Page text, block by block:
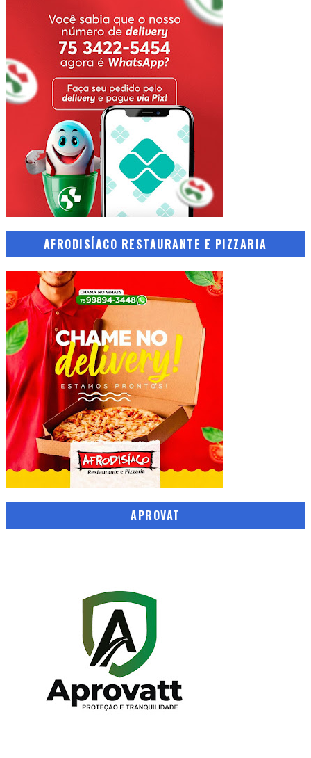
AFRODISÍACO RESTAURANTE E PIZZARIA
APROVAT